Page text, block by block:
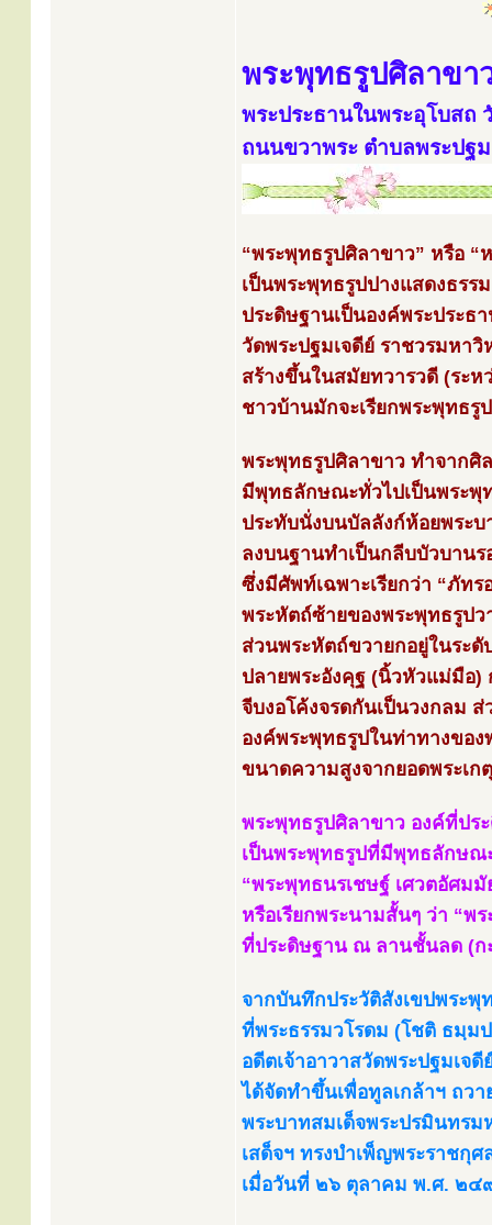
พระพุทธรูปศิลาขา
พระประธานในพระอุโบสถ
ถนนขวาพระ ตำบลพระปฐ
“พระพุทธรูปศิลาขาว” หรือ “
เป็นพระพุทธรูปปางแสดงธรรม
ประดิษฐานเป็นองค์พระประธ
วัดพระปฐมเจดีย์ ราชวรมหาวิ
สร้างขึ้นในสมัยทวารวดี (ระ
ชาวบ้านมักจะเรียกพระพุทธรู
พระพุทธรูปศิลาขาว ทำจากศิ
มีพุทธลักษณะทั่วไปเป็นพระพุ
ประทับนั่งบนบัลลังก์ห้อยพระ
ลงบนฐานทำเป็นกลีบบัวบาน
ซึ่งมีศัพท์เฉพาะเรียกว่า “ภัท
พระหัตถ์ซ้ายของพระพุทธรูปว
ส่วนพระหัตถ์ขวายกอยู่ในระ
ปลายพระอังคุฐ (นิ้วหัวแม่มือ)
จีบงอโค้งจรดกันเป็นวงกลม
องค์พระพุทธรูปในท่าทางของ
ขนาดความสูงจากยอดพระเ
พระพุทธรูปศิลาขาว องค์ที่ปร
เป็นพระพุทธรูปที่มีพุทธลักษณ
“พระพุทธนรเชษฐ์ เศวตอัศม
หรือเรียกพระนามสั้นๆ ว่า “พ
ที่ประดิษฐาน ณ ลานชั้นลด (ก
จากบันทึกประวัติสังเขปพระพุ
ที่พระธรรมวโรดม (โชติ ธมฺม
อดีตเจ้าอาวาสวัดพระปฐมเจ
ได้จัดทำขึ้นเพื่อทูลเกล้าฯ ถว
พระบาทสมเด็จพระปรมินทร
เสด็จฯ ทรงบำเพ็ญพระราชกุศ
เมื่อวันที่ ๒๖ ตุลาคม พ.ศ. ๒๔